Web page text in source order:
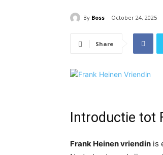
By Boss October 24, 2025
Share
Introductie tot
Frank Heinen vriendin is